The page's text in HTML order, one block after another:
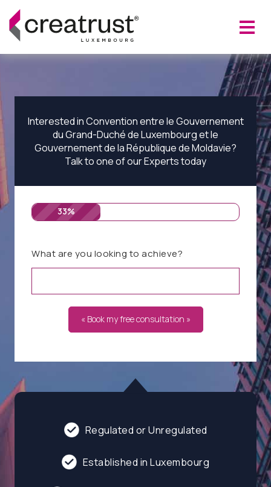
Regulated or Unregulated
Established in Luxembourg
Interested in Convention entre le Gouvernement
du Grand-Duché de Luxembourg et le
Gouvernement de la République de Moldavie?
Talk to one of our Experts today
33%
What are you looking to achieve?
« Book my free consultation »